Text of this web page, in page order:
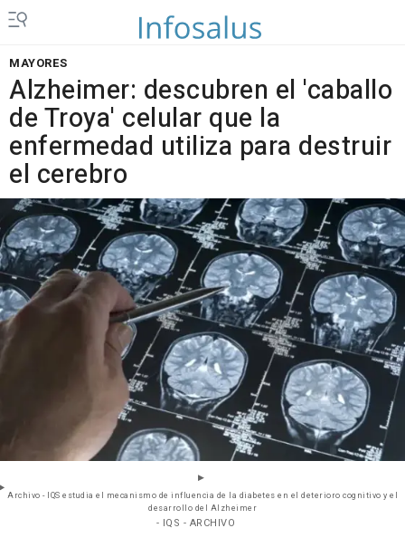
MAYORES
Alzheimer: descubren el 'caballo
de Troya' celular que la
enfermedad utiliza para destruir
el cerebro
Archivo - IQS estudia el mecanismo de influencia de la diabetes en el deterioro cognitivo y el
desarrollo del Alzheimer
- IQS - ARCHIVO